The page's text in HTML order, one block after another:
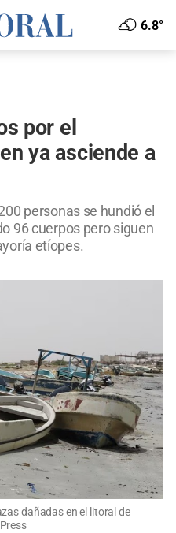
6.8°
por el
ya asciende a
personas se hundió el
96 cuerpos pero siguen
etíopes.
dañadas en el litoral de